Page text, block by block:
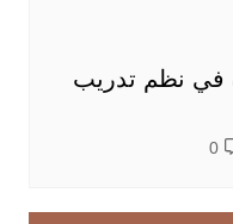
في نظم تدريب
0